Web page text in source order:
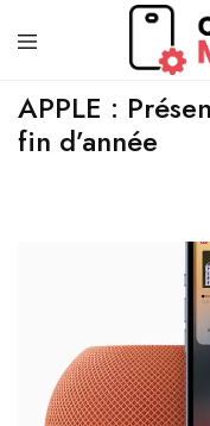
vente
et
réparation
de
APPLE :
fin d’année